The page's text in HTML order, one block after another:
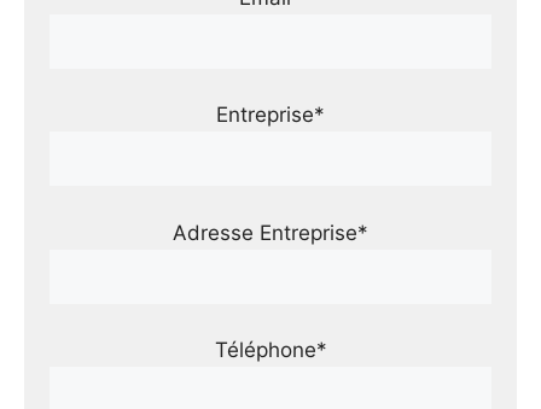
Entreprise*
Adresse Entreprise*
Téléphone*